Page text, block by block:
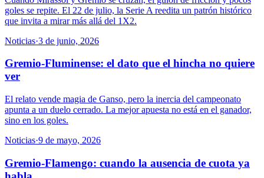
goles se repite. El 22 de julio, la Serie A reedita un patrón histórico
que invita a mirar más allá del 1X2.
Noticias·3 de junio, 2026
Gremio-Fluminense: el dato que el hincha no quiere
ver
El relato vende magia de Ganso, pero la inercia del campeonato
apunta a un duelo cerrado. La mejor apuesta no está en el ganador,
sino en los goles.
Noticias·9 de mayo, 2026
Gremio-Flamengo: cuando la ausencia de cuota ya